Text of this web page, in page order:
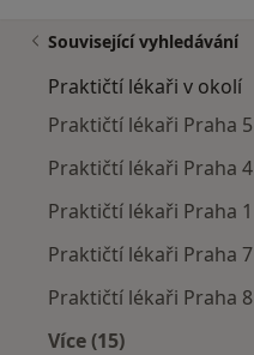
Související vyhledávání
Praktičtí lékaři v okolí
Praktičtí lékaři Praha 5
Praktičtí lékaři Praha 4
Praktičtí lékaři Praha 1
Praktičtí lékaři Praha 7
Praktičtí lékaři Praha 8
Více (15)